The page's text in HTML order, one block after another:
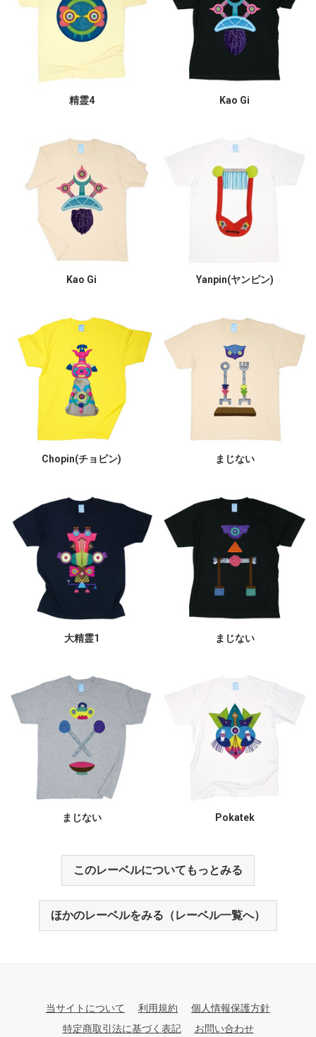
精霊4 Kao Gi
Kao Gi Yanpin(ヤンピン)
Chopin(チョピン) まじない
大精霊1 まじない
まじない Pokatek
このレーベルについてもっとみる
ほかのレーベルをみる（レーベル一覧へ）
当サイトについて 利用規約
個人情報保護方針
特定商取引法に基づく表記
お問い合わせ